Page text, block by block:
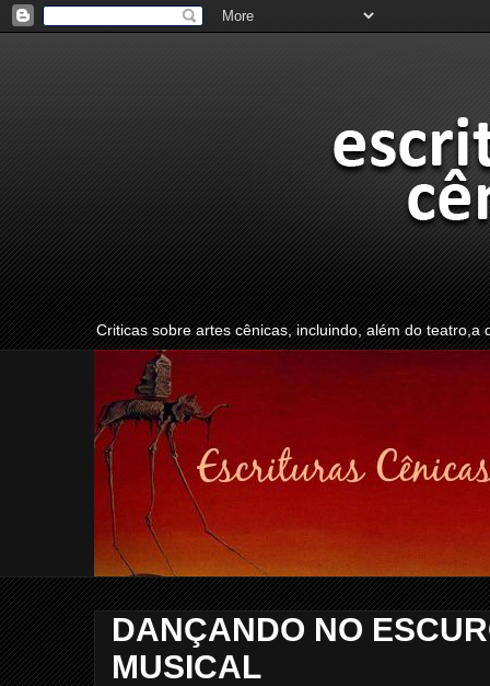
Criticas sobre artes cênicas, incluindo, além do
DANÇANDO NO
MUSICAL